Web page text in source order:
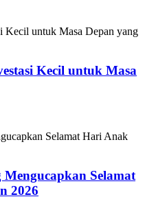
Kecil untuk Masa
Selamat
2026